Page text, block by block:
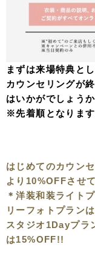
まずは来場特典と
カウンセリングが
はいかがでしょうか
※先着順となりま
はじめてのカウン
より 10%OFFさせ
＊洋装和装ライト
リーフォトプラン
スタジオ1Dayプラ
は15%OFF!!